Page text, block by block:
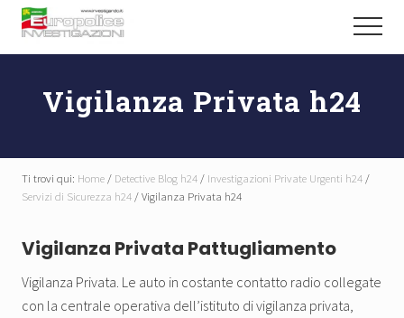
Menu
Passa
contenuto
Passa
piè
Abili
Investigano
Menu
Vigilanza Privata h24
Ti trovi qui: Home / Detective Blog h24 / Investigazioni Private Urgenti h24 /
Servizi di Sicurezza h24 /Vigilanza Privata h24
Vigilanza Privata Pattugliamento
Vigilanza Privata. Le auto in costante contatto radio collegate
con la centrale operativa dell’istituto di vigilanza privata,